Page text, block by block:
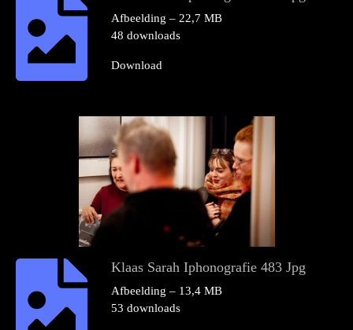
Afbeelding – 22,7 MB
48 downloads
Download
Klaas Sarah Iphonografie 483 Jpg
Afbeelding – 13,4 MB
53 downloads